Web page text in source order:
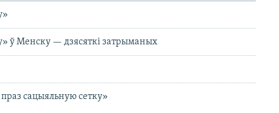
ў Менску — дзясяткі затрыманых
сацыяльную сетку»